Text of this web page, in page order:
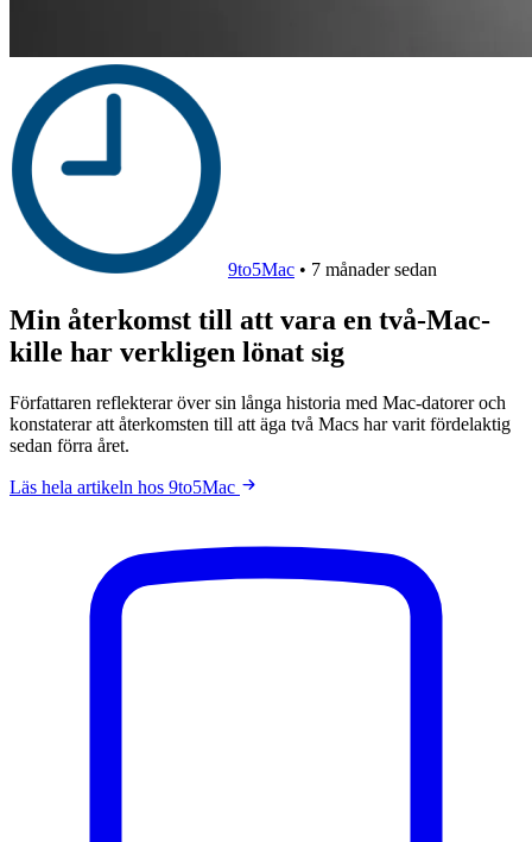
9to5Mac • 7 månader sedan
Min återkomst till att vara en två-Mac-
kille har verkligen lönat sig
Författaren reflekterar över sin långa historia med Mac-datorer och
konstaterar att återkomsten till att äga två Macs har varit fördelaktig
sedan förra året.
Läs hela artikeln hos 9to5Mac